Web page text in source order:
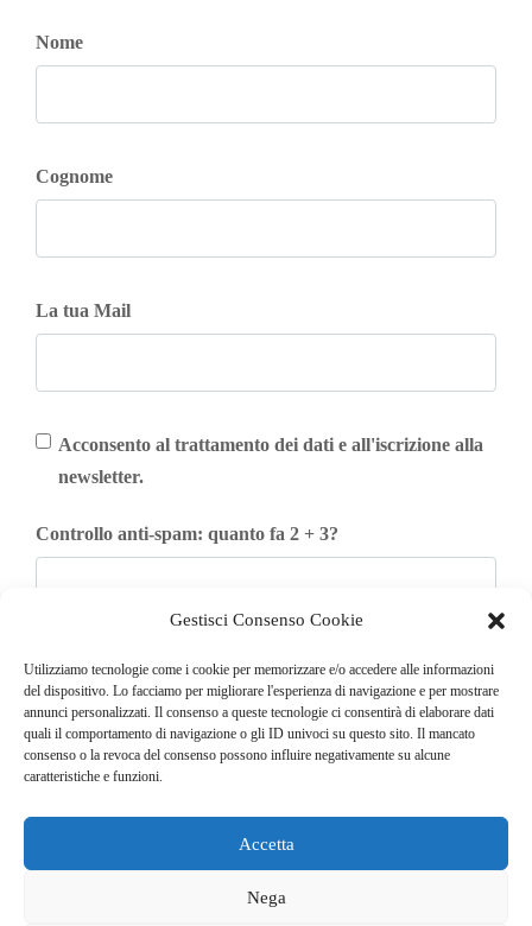
Gestisci Consenso Cookie
Utilizziamo tecnologie come i cookie per memorizzare e/o accedere alle informazioni
del dispositivo. Lo facciamo per migliorare l'esperienza di navigazione e per mostrare
annunci personalizzati. Il consenso a queste tecnologie ci consentirà di elaborare dati
quali il comportamento di navigazione o gli ID univoci su questo sito. Il mancato
consenso o la revoca del consenso possono influire negativamente su alcune
caratteristiche e funzioni.
Accetta
Nega
Nome
Cognome
La tua Mail
Acconsento al trattamento dei dati e all'iscrizione alla
newsletter.
Controllo anti-spam: quanto fa 2 + 3?
Iscriviti